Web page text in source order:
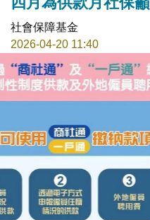
社會保障基金
2026-04-20 11:40